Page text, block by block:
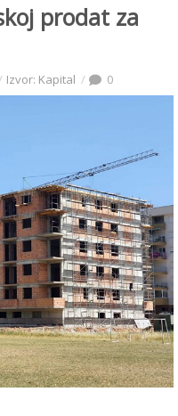
prodat za
Izvor: Kapital 0